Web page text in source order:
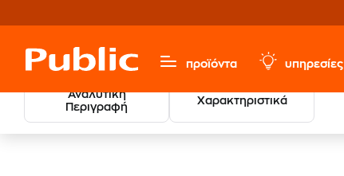
προϊόντα υπηρεσίες
Αναλυτική
Περιγραφή
Χαρακτηριστικά
Παιχνίδια & Παιδικά